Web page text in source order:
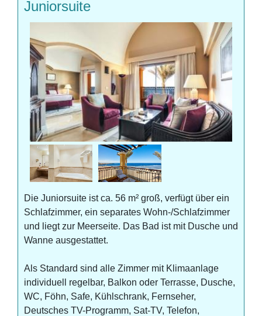
Juniorsuite
Die Juniorsuite ist ca. 56 m² groß, verfügt über ein
Schlafzimmer, ein separates Wohn-/Schlafzimmer
und liegt zur Meerseite. Das Bad ist mit Dusche und
Wanne ausgestattet.
Als Standard sind alle Zimmer mit Klimaanlage
individuell regelbar, Balkon oder Terrasse, Dusche,
WC, Föhn, Safe, Kühlschrank, Fernseher,
Deutsches TV-Programm, Sat-TV, Telefon,